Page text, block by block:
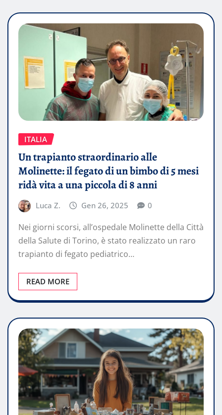
ITALIA
Un trapianto straordinario alle
Molinette: il fegato di un bimbo di 5 mesi
ridà vita a una piccola di 8 anni
Luca Z. Gen 26, 2025 0
Nei giorni scorsi, all’ospedale Molinette della Città
della Salute di Torino, è stato realizzato un raro
trapianto di fegato pediatrico…
READ MORE